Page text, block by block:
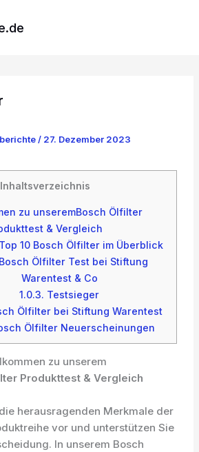
/ 27. Dezember 2023
Inhaltsverzeichnis
zu unseremBosch Ölfilter
& Vergleich
10 Bosch Ölfilter im Überblick
Bosch Ölfilter Test bei Stiftung
Warentest & Co
1.0.3. Testsieger
Ölfilter bei Stiftung Warentest
Ölfilter Neuerscheinungen
zu unserem
Produkttest & Vergleich
herausragenden Merkmale der
vor und unterstützen Sie
In unserem Bosch